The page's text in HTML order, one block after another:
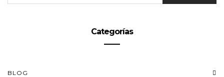
Categorías
BLOG